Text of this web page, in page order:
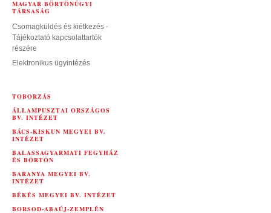
MAGYAR BÖRTÖNÜGYI
TÁRSASÁG
Csomagküldés és kiétkezés -
Tájékoztató kapcsolattartók
részére
Elektronikus ügyintézés
TOBORZÁS
ÁLLAMPUSZTAI ORSZÁGOS
BV. INTÉZET
BÁCS-KISKUN MEGYEI BV.
INTÉZET
BALASSAGYARMATI FEGYHÁZ
ÉS BÖRTÖN
BARANYA MEGYEI BV.
INTÉZET
BÉKÉS MEGYEI BV. INTÉZET
BORSOD-ABAÚJ-ZEMPLÉN